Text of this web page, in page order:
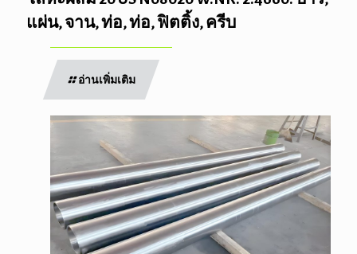
แผ่น, จาน, ท่อ, ท่อ, ฟิตติ้ง, ครีบ
อ่านเพิ่มเติม